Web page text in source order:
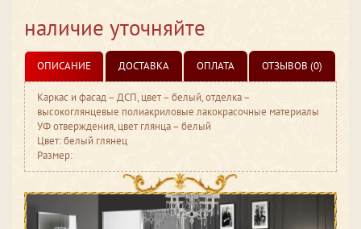
наличие уточняйте
ОПИСАНИЕ ДОСТАВКА ОПЛАТА ОТЗЫВОВ (0)
Каркас и фасад – ДСП, цвет – белый, отделка –
высокоглянцевые полиакриловые лакокрасочные материалы
УФ отверждения, цвет глянца – белый
Цвет: белый глянец
Размер: